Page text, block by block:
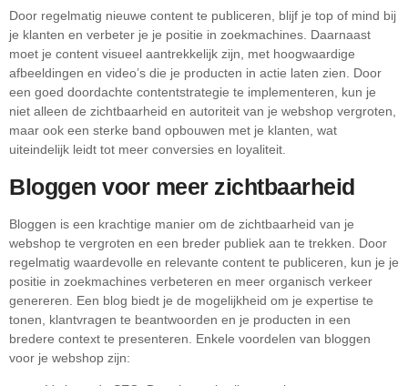
Door regelmatig nieuwe content te publiceren, blijf je top of mind bij
je klanten en verbeter je je positie in zoekmachines. Daarnaast
moet je content visueel aantrekkelijk zijn, met hoogwaardige
afbeeldingen en video’s die je producten in actie laten zien. Door
een goed doordachte contentstrategie te implementeren, kun je
niet alleen de zichtbaarheid en autoriteit van je webshop vergroten,
maar ook een sterke band opbouwen met je klanten, wat
uiteindelijk leidt tot meer conversies en loyaliteit.
Bloggen voor meer zichtbaarheid
Bloggen is een krachtige manier om de zichtbaarheid van je
webshop te vergroten en een breder publiek aan te trekken. Door
regelmatig waardevolle en relevante content te publiceren, kun je je
positie in zoekmachines verbeteren en meer organisch verkeer
genereren. Een blog biedt je de mogelijkheid om je expertise te
tonen, klantvragen te beantwoorden en je producten in een
bredere context te presenteren. Enkele voordelen van bloggen
voor je webshop zijn: